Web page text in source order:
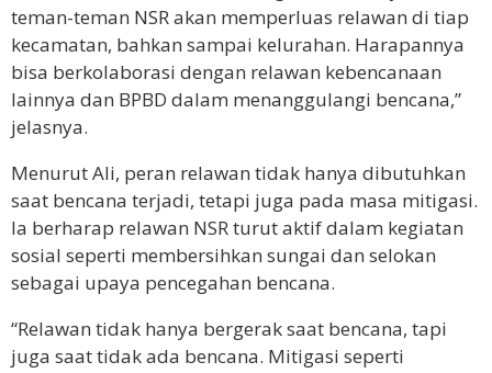
teman-teman NSR akan memperluas relawan di tiap
kecamatan, bahkan sampai kelurahan. Harapannya
bisa berkolaborasi dengan relawan kebencanaan
lainnya dan BPBD dalam menanggulangi bencana,”
jelasnya.
Menurut Ali, peran relawan tidak hanya dibutuhkan
saat bencana terjadi, tetapi juga pada masa mitigasi.
Ia berharap relawan NSR turut aktif dalam kegiatan
sosial seperti membersihkan sungai dan selokan
sebagai upaya pencegahan bencana.
“Relawan tidak hanya bergerak saat bencana, tapi
juga saat tidak ada bencana. Mitigasi seperti